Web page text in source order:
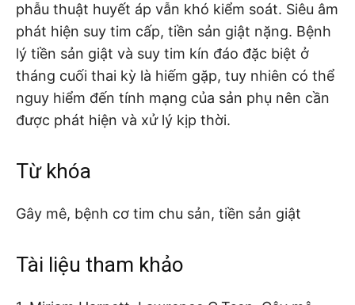
phẫu thuật huyết áp vẫn khó kiểm soát. Siêu âm
phát hiện suy tim cấp, tiền sản giật nặng. Bệnh
lý tiền sản giật và suy tim kín đáo đặc biệt ở
tháng cuối thai kỳ là hiếm gặp, tuy nhiên có thể
nguy hiểm đến tính mạng của sản phụ nên cần
được phát hiện và xử lý kịp thời.
Từ khóa
Gây mê, bệnh cơ tim chu sản, tiền sản giật
Tài liệu tham khảo